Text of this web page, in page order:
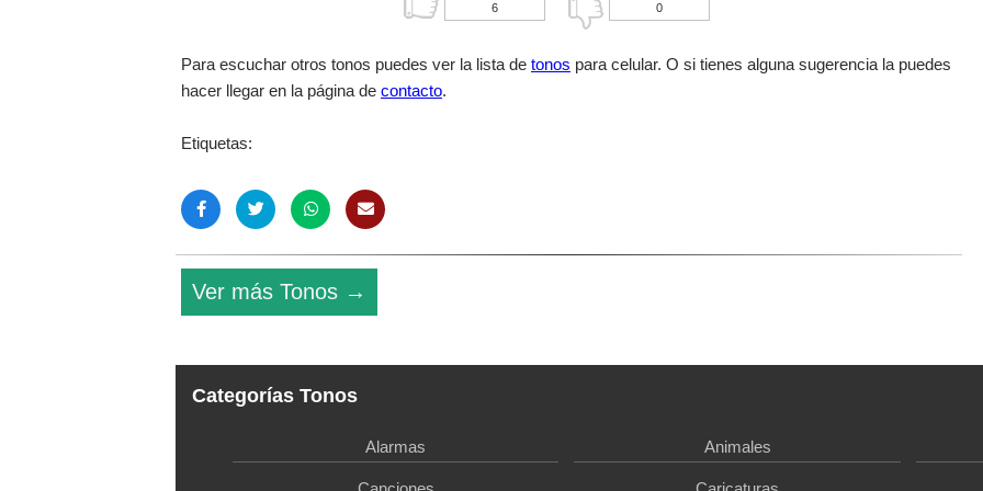
6 0
Para escuchar otros tonos puedes ver la lista de tonos para celular. O si tienes alguna sugerencia la puedes
hacer llegar en la página de contacto.
Etiquetas:
Ver más Tonos →
Categorías Tonos
Alarmas Animales